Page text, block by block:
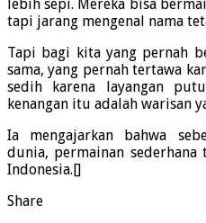
lebih sepi. Mereka bisa
tapi jarang mengenal nama
Tapi bagi kita yang pernah
sama, yang pernah tertawa
sedih karena layangan
kenangan itu adalah warisan
Ia mengajarkan bahwa
dunia, permainan
Indonesia.[]
Share